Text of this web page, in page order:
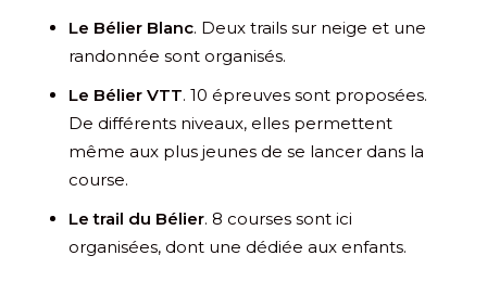
Le Bélier Blanc. Deux trails sur neige et une
randonnée sont organisés.
Le Bélier VTT. 10 épreuves sont proposées.
De différents niveaux, elles permettent
même aux plus jeunes de se lancer dans la
course.
Le trail du Bélier. 8 courses sont ici
organisées, dont une dédiée aux enfants.